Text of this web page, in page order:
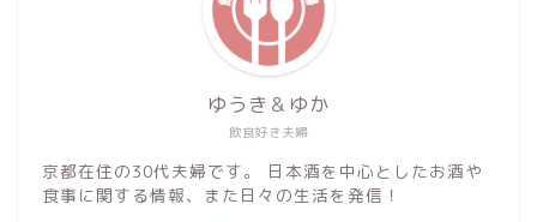
飲食好き夫婦
ゆうき＆ゆか
京都在住の30代夫婦です。 日本酒を中心としたお酒や
食事に関する情報、また日々の生活を発信！